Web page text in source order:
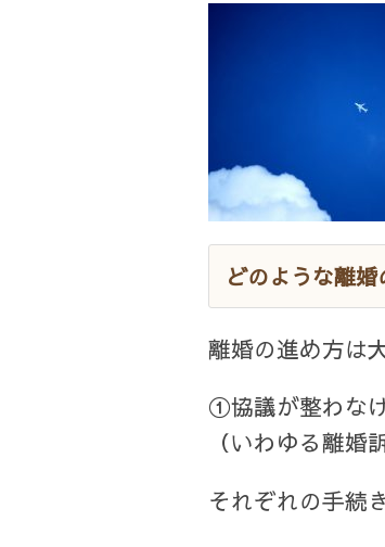
どのような離
離婚の進め方は
①協議が整わな
（いわゆる離
それぞれの手続